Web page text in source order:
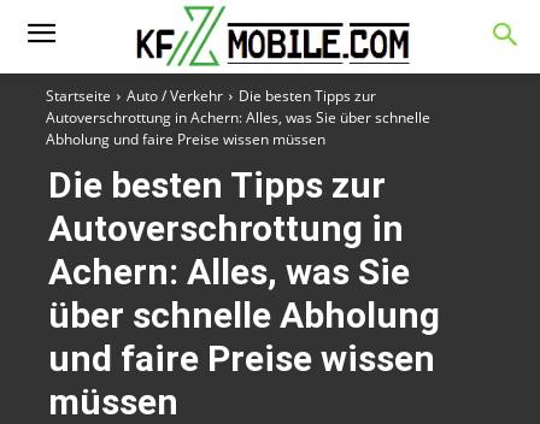
Startseite Auto / Verkehr
Die besten Tipps zur
Autoverschrottung in Achern: Alles, was Sie über schnelle
Abholung und faire Preise wissen müssen
Die besten Tipps zur
Autoverschrottung in
Achern: Alles, was Sie
über schnelle Abholung
und faire Preise wissen
müssen